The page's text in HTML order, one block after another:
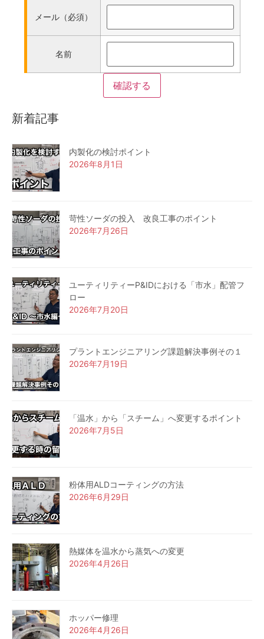
メール（必須）
名前
新着記事
内製化の検討ポイント
2026年8月1日
苛性ソーダの投入 改良工事のポイント
2026年7月26日
ユーティリティーP&IDにおける「市水」配管フ
ロー
2026年7月20日
プラントエンジニアリング課題解決事例その１
2026年7月19日
「温水」から「スチーム」へ変更するポイント
2026年7月5日
粉体用ALDコーティングの方法
2026年6月29日
熱媒体を温水から蒸気への変更
2026年4月26日
ホッパー修理
2026年4月26日